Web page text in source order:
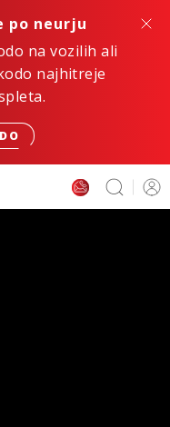
po neurju
na vozilih ali
najhitreje